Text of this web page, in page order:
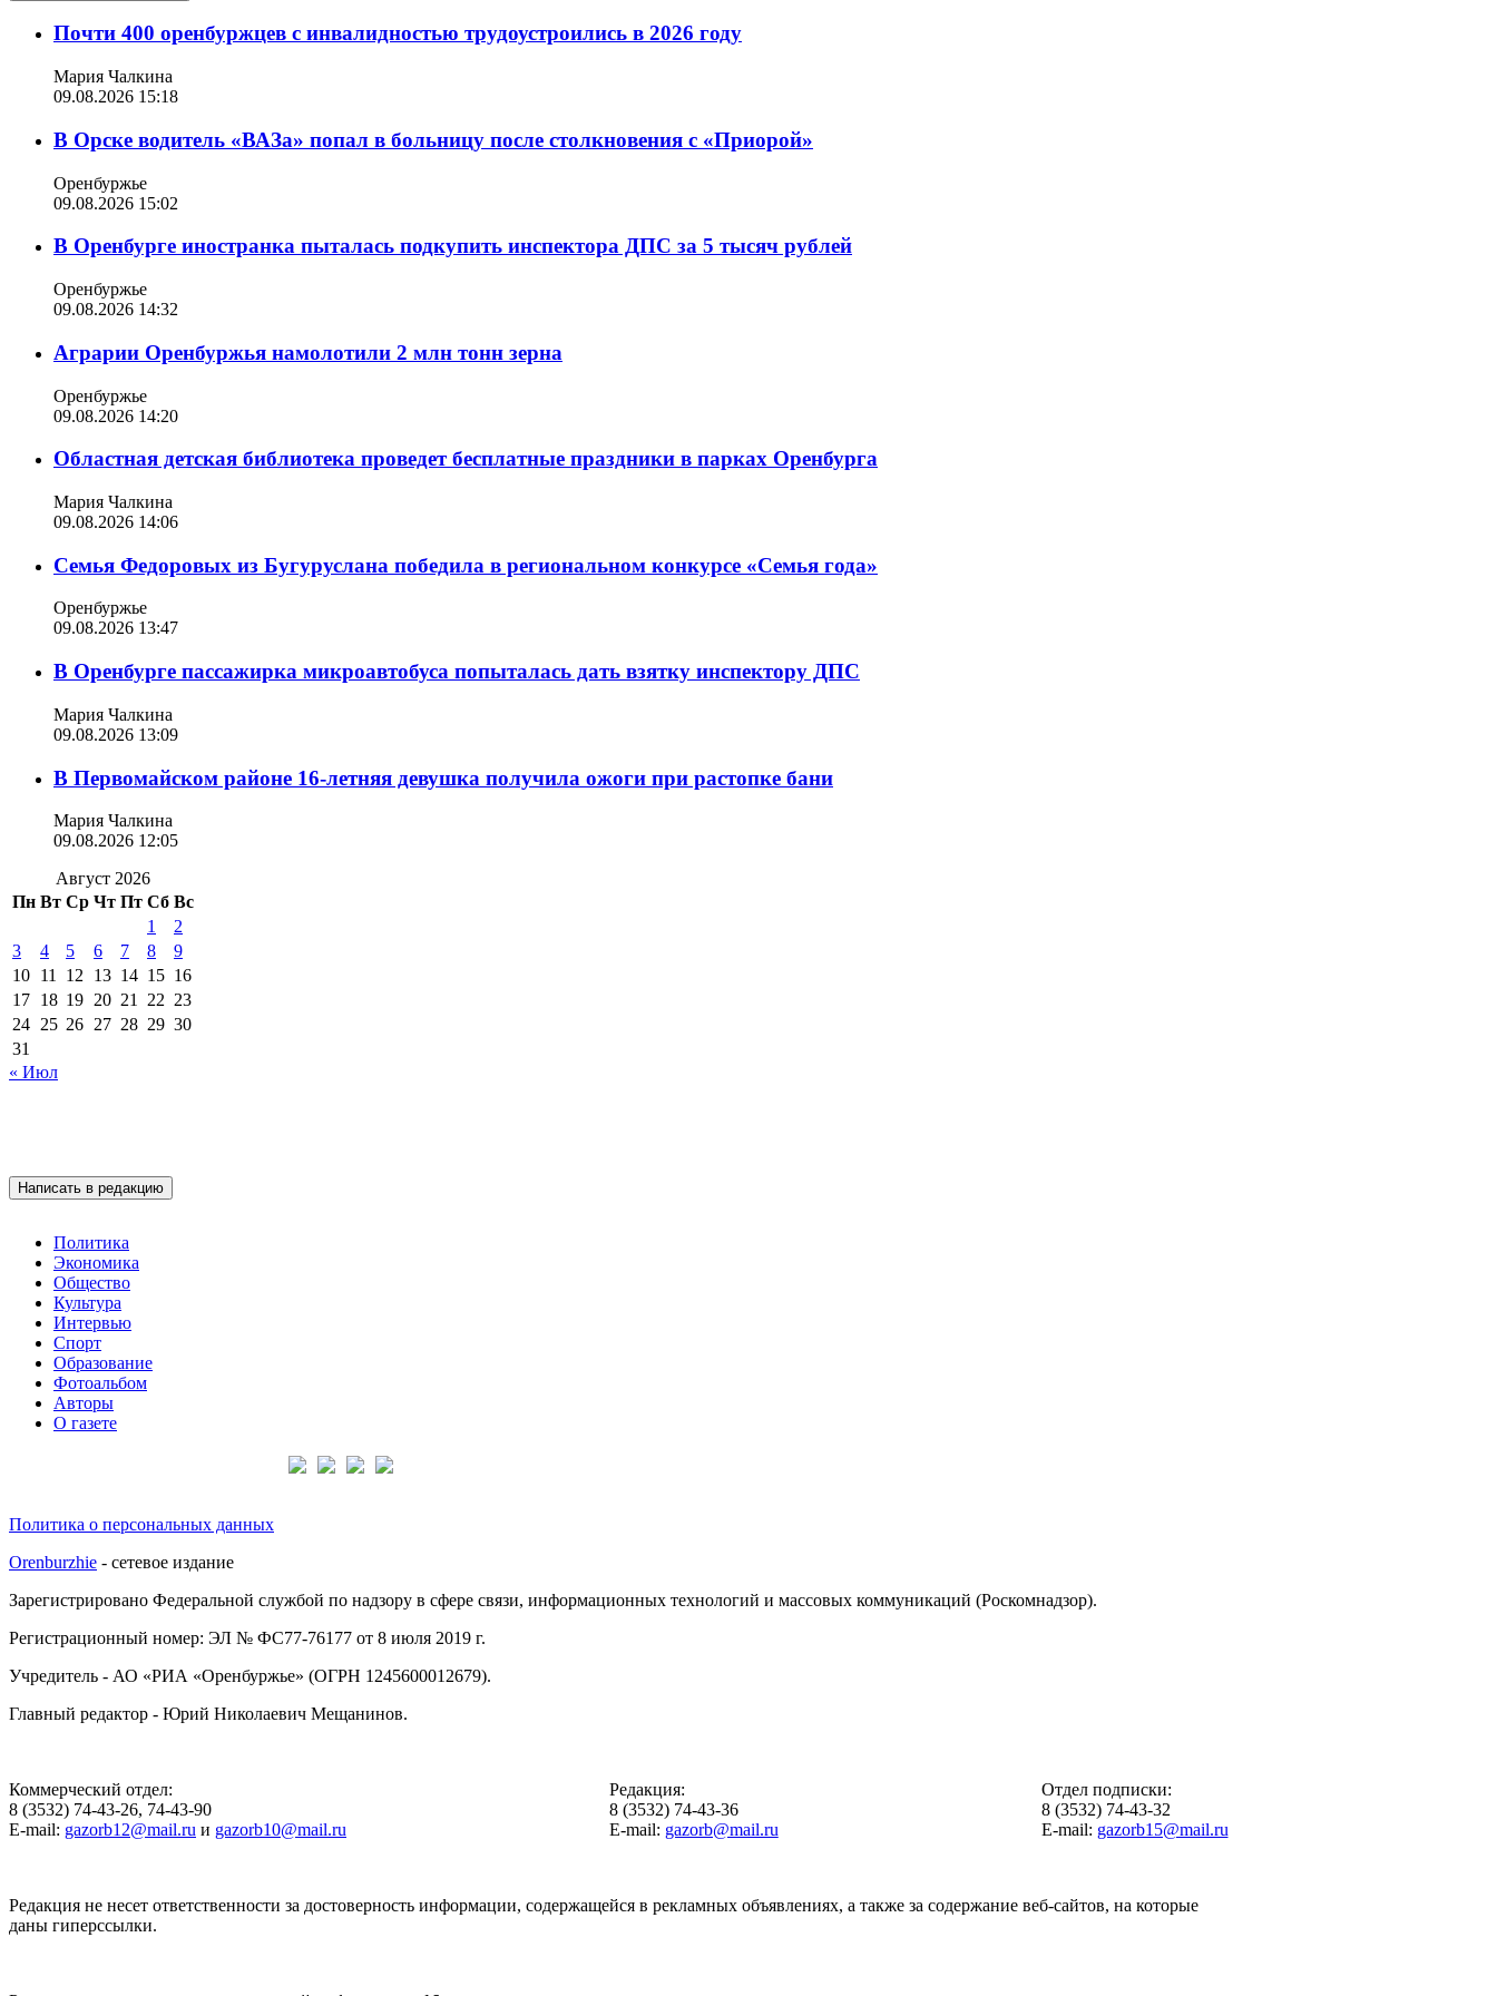
Почти 400 оренбуржцев с инвалидностью трудоустроились в 2026 году
Мария Чалкина
09.08.2026 15:18
В Орске водитель «ВАЗа» попал в больницу после столкновения с «Приорой»
Оренбуржье
09.08.2026 15:02
В Оренбурге иностранка пыталась подкупить инспектора ДПС за 5 тысяч рублей
Оренбуржье
09.08.2026 14:32
Аграрии Оренбуржья намолотили 2 млн тонн зерна
Оренбуржье
09.08.2026 14:20
Областная детская библиотека проведет бесплатные праздники в парках Оренбурга
Мария Чалкина
09.08.2026 14:06
Семья Федоровых из Бугуруслана победила в региональном конкурсе «Семья года»
Оренбуржье
09.08.2026 13:47
В Оренбурге пассажирка микроавтобуса попыталась дать взятку инспектору ДПС
Мария Чалкина
09.08.2026 13:09
В Первомайском районе 16-летняя девушка получила ожоги при растопке бани
Мария Чалкина
09.08.2026 12:05
Август 2026
Пн Вт Ср Чт Пт Сб Вс
1
2
3
4 5 6 7 8
9
10 11 12 13 14 15 16
17 18 19 20 21 22 23
24 25 26 27 28 29 30
31
« Июл
Написать в редакцию
Политика
Экономика
Общество
Культура
Интервью
Спорт
Образование
Фотоальбом
Авторы
О газете
Политика о персональных данных
Orenburzhie - сетевое издание
Зарегистрировано Федеральной службой по надзору в сфере связи, информационных технологий и массовых коммуникаций (Роскомнадзор).
Регистрационный номер: ЭЛ № ФС77-76177 от 8 июля 2019 г.
Учредитель - АО «РИА «Оренбуржье» (ОГРН 1245600012679).
Главный редактор - Юрий Николаевич Мещанинов.
Коммерческий отдел:
8 (3532) 74-43-26, 74-43-90
E-mail: gazorb12@mail.ru и gazorb10@mail.ru
Редакция:
8 (3532) 74-43-36
E-mail: gazorb@mail.ru
Отдел подписки:
8 (3532) 74-43-32
E-mail: gazorb15@mail.ru
Редакция не несет ответственности за достоверность информации, содержащейся в рекламных объявлениях, а также за содержание веб-сайтов, на которые
даны гиперссылки.